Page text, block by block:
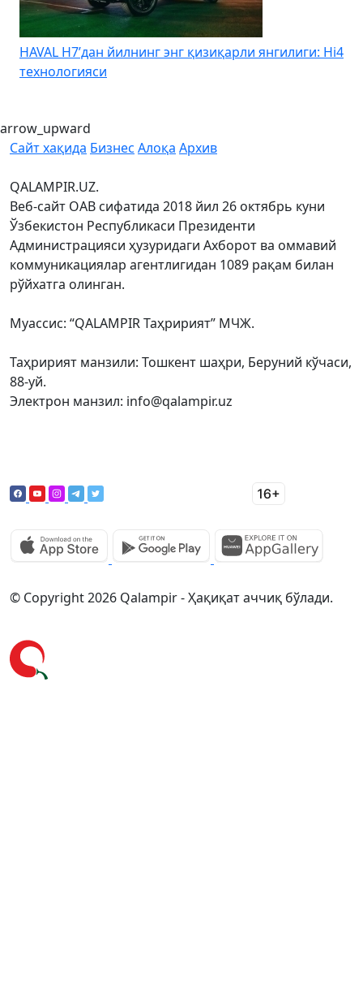
HAVAL H7’дан йилнинг энг қизиқарли янгилиги: Hi4
технологияси
arrow_upward
Сайт хақида Бизнес Алоқа Архив
QALAMPIR.UZ.
Веб-сайт ОАВ сифатида 2018 йил 26 октябрь куни
Ўзбекистон Республикаси Президенти
Администрацияси ҳузуридаги Ахборот ва оммавий
коммуникациялар агентлигидан 1089 рақам билан
рўйхатга олинган.
Муассис: “QALAMPIR Таҳририят” МЧЖ.
Таҳририят манзили: Тошкент шаҳри, Беруний кўчаси,
88-уй.
Электрон манзил: info@qalampir.uz
© Copyright 2026 Qalampir - Ҳақиқат аччиқ бўлади.